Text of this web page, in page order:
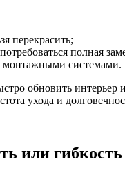
перекрасить;
полная
монтажными системами.
обновить
ухода и
или гибкость